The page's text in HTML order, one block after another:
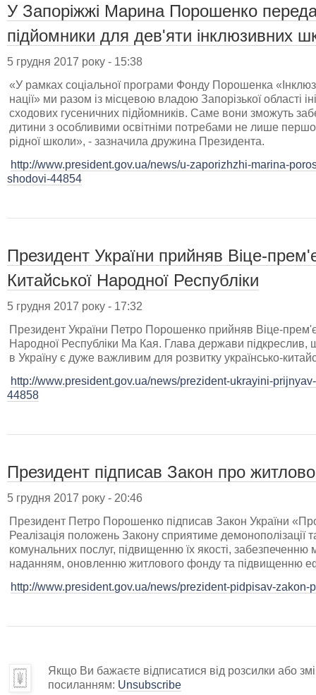
У Запоріжжі Марина Порошенко
підйомники для дев'яти інклюзивних
5 грудня 2017 року - 15:38
«У рамках соціальної програми Фонду Порошенка
нації» ми разом із місцевою владою Запорізької області
сходових гусеничних підйомників. Саме вони зможуть
дитини з особливими освітніми потребами не лише
рідної школи», - зазначила дружина Президента.
http://www.president.gov.ua/news/u-zaporizhzhi-marina-
shodovi-44854
Президент України прийняв Віце-
Китайської Народної Республіки
5 грудня 2017 року - 17:32
Президент України Петро Порошенко прийняв Віце-
Народної Республіки Ма Кая. Глава держави
в Україну є дуже важливим для розвитку українсько-
http://www.president.gov.ua/news/prezident-ukrayini-
44858
Президент підписав Закон про
5 грудня 2017 року - 20:46
Президент Петро Порошенко підписав Закон України
Реалізація положень Закону сприятиме демонополізації
комунальних послуг, підвищенню їх якості, забезпеченню
наданням, оновленню житлового фонду та підвищенню
http://www.president.gov.ua/news/prezident-pidpisav-
Якщо Ви бажаєте відписатися від розсилки або
посиланням: Unsubscribe